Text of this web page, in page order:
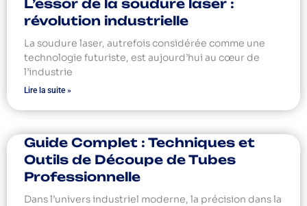
L’essor de la soudure laser :
révolution industrielle
La soudure laser, autrefois considérée comme une
technologie futuriste, est aujourd’hui au cœur de
l’industrie
Lire la suite »
Guide Complet : Techniques et
Outils de Découpe de Tubes
Professionnelle
Dans l’univers industriel moderne, la précision dans la